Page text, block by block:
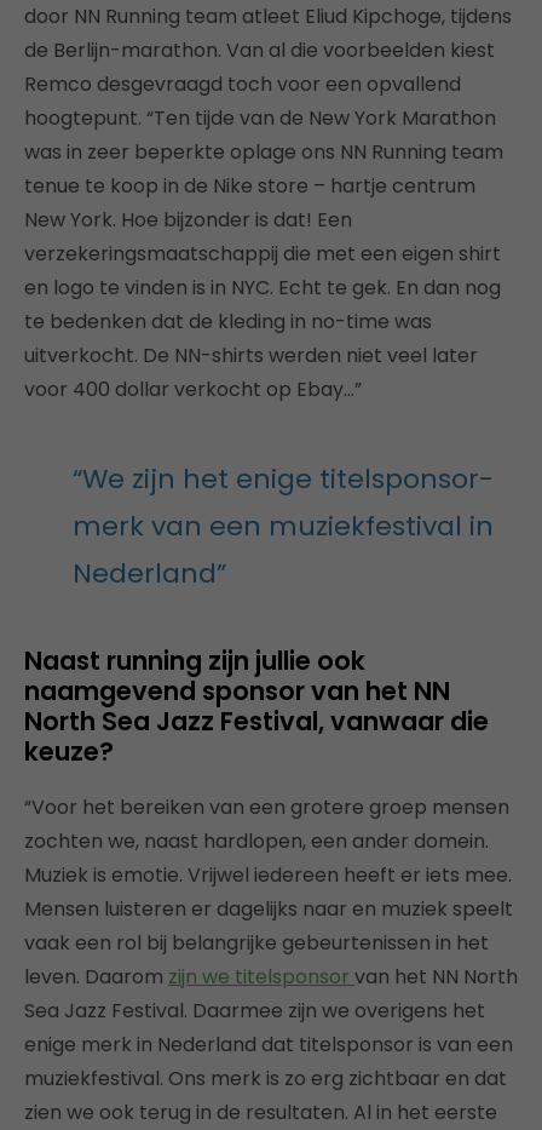
door NN Running team atleet Eliud Kipchoge, tijdens
de Berlijn-marathon. Van al die voorbeelden kiest
Remco desgevraagd toch voor een opvallend
hoogtepunt. “Ten tijde van de New York Marathon
was in zeer beperkte oplage ons NN Running team
tenue te koop in de Nike store – hartje centrum
New York. Hoe bijzonder is dat! Een
verzekeringsmaatschappij die met een eigen shirt
en logo te vinden is in NYC. Echt te gek. En dan nog
te bedenken dat de kleding in no-time was
uitverkocht. De NN-shirts werden niet veel later
voor 400 dollar verkocht op Ebay…”
“We zijn het enige titelsponsor-
merk van een muziekfestival in
Nederland”
Naast running zijn jullie ook
naamgevend sponsor van het NN
North Sea Jazz Festival, vanwaar die
keuze?
“Voor het bereiken van een grotere groep mensen
zochten we, naast hardlopen, een ander domein.
Muziek is emotie. Vrijwel iedereen heeft er iets mee.
Mensen luisteren er dagelijks naar en muziek speelt
vaak een rol bij belangrijke gebeurtenissen in het
leven. Daarom zijn we titelsponsor van het NN North
Sea Jazz Festival. Daarmee zijn we overigens het
enige merk in Nederland dat titelsponsor is van een
muziekfestival. Ons merk is zo erg zichtbaar en dat
zien we ook terug in de resultaten. Al in het eerste